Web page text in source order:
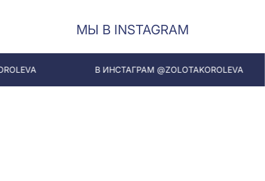
создавать невероятные сочетания. Такие украшения
особых случаев, подчеркивая индивидуальность и
стиль своей обладательницы.
МЫ В INSTAGRAM
В ИНСТАГРАМ @ZOLOTAKOROLEVA В